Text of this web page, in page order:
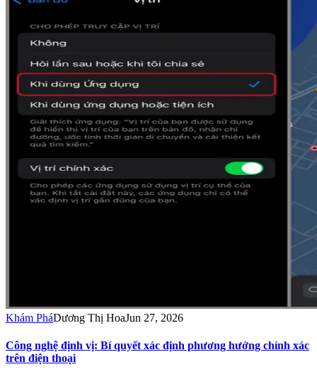
Khám PháDương Thị HoaJun 27, 2026
Công nghệ định vị: Bí quyết xác định phương hướng chính xác
trên điện thoại